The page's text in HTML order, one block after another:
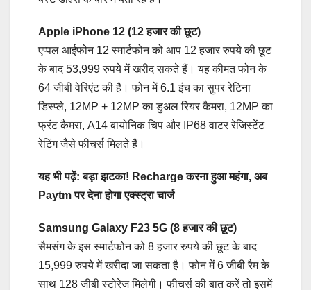
Apple iPhone 12 (12 हजार की छूट)
एप्पल आईफोन 12 स्मार्टफोन को आप 12 हजार रुपये की छूट
के बाद 53,999 रुपये में खरीद सकते हैं। यह कीमत फोन के
64 जीबी वेरिएंट की है। फोन में 6.1 इंच का सुपर रेटिना
डिस्प्ले, 12MP + 12MP का डुअल रियर कैमरा, 12MP का
फ्रंट कैमरा, A14 बायोनिक चिप और IP68 वाटर रेजिस्टेंट
रेटिंग जैसे फीचर्स मिलते हैं।
यह भी पढ़ें: बड़ा झटका! Recharge करना हुआ महंगा, अब
Paytm पर देना होगा एक्स्ट्रा चार्ज
Samsung Galaxy F23 5G (8 हजार की छूट)
सैमसंग के इस स्मार्टफोन को 8 हजार रुपये की छूट के बाद
15,999 रुपये में खरीदा जा सकता है। फोन में 6 जीबी रैम के
साथ 128 जीबी स्टोरेज मिलेगी। फीचर्स की बात करें तो इसमें